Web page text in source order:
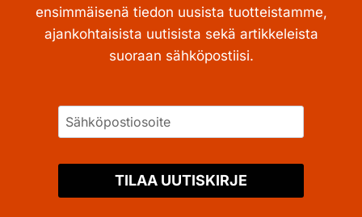
ensimmäisenä tiedon uusista tuotteistamme,
ajankohtaisista uutisista sekä artikkeleista
suoraan sähköpostiisi.
TILAA UUTISKIRJE